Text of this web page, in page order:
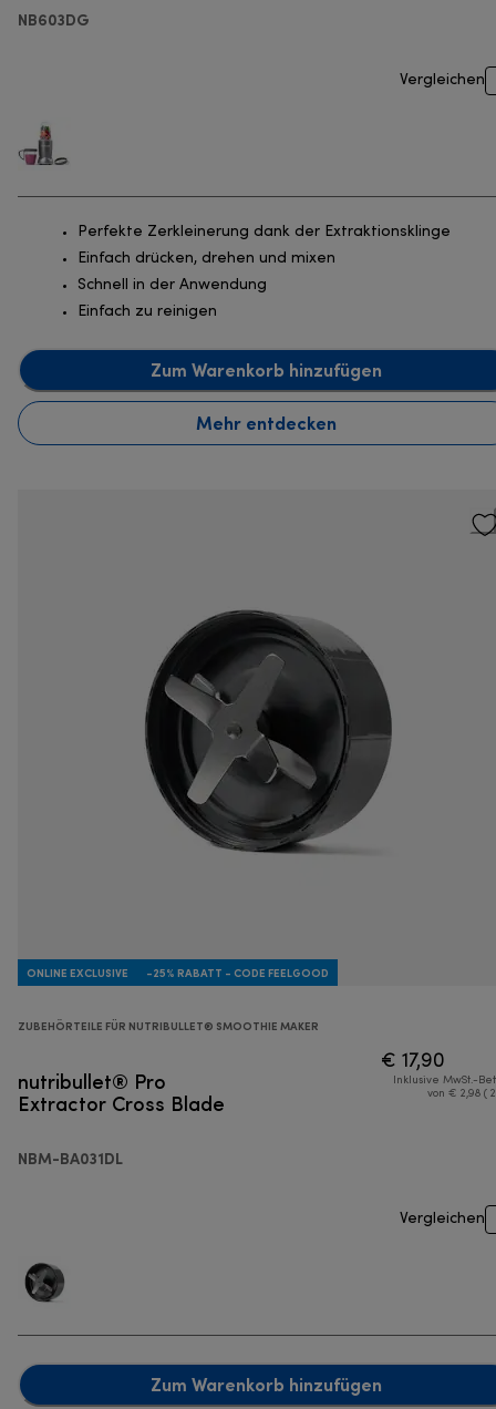
NB603DG
Vergleichen
Perfekte Zerkleinerung dank der Extraktionsklinge
Einfach drücken, drehen und mixen
Schnell in der Anwendung
Einfach zu reinigen
Zum Warenkorb hinzufügen
Mehr entdecken
ONLINE EXCLUSIVE -25% RABATT - CODE FEELGOOD
ZUBEHÖRTEILE FÜR NUTRIBULLET® SMOOTHIE MAKER
nutribullet® Pro
Extractor Cross Blade
NBM-BA031DL
€ 17,90
Inklusive MwSt.-
von € 2,98 (
Vergleichen
Zum Warenkorb hinzufügen